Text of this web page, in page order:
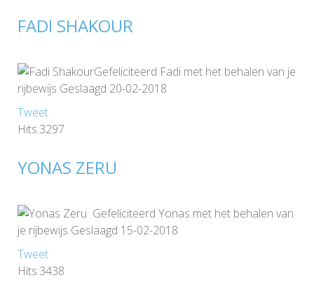
FADI SHAKOUR
Gefeliciteerd Fadi met het behalen van je
rijbewijs Geslaagd 20-02-2018
Tweet
Hits:3297
YONAS ZERU
Gefeliciteerd Yonas met het behalen van
je rijbewijs Geslaagd 15-02-2018
Tweet
Hits:3438